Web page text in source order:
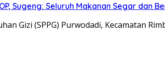
Sugeng: Seluruh Makanan Segar dan
Gizi (SPPG) Purwodadi, Kecamatan